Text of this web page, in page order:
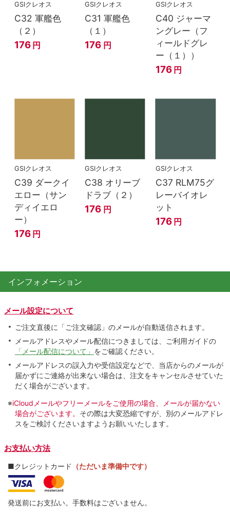
GSIクレオス
C32 軍艦色
（２）
176 円
GSIクレオス
C31 軍艦色
（１）
176 円
GSIクレオス
C40 ジャーマ
ングレー（フ
ィールドグレ
ー（１））
176 円
GSIクレオス
C39 ダークイ
エロー（サン
ディイエロ
ー）
176 円
GSIクレオス
C38 オリーブ
ドラブ（２）
176 円
GSIクレオス
C37 RLM75グ
レーバイオレ
ット
176 円
インフォメーション
メール設定について
ご注文直後に「ご注文確認」のメールが自動送信されます。
メールアドレスやメール配信につきましては、ご利用ガイドの
「メール配信について」 をご確認ください。
メールアドレスの誤入力や受信設定などで、当店からのメールが
届かずにご連絡が出来ない場合は、注文をキャンセルさせていた
だく場合がございます。
※iCloudメールやフリーメールをご使用の場合、メールが届かない
場合がございます。 その際は大変恐縮ですが、別のメールアドレ
スをご検討くださいますようお願いいたします。
お支払い方法
■クレジットカード （ただいま準備中です）
発送前にお支払い。手数料はございません。